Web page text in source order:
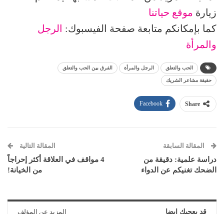
زيارة موقع حياتنا
كما بإمكانكم متابعة صفحة الفيسبوك: الرجل
والمرأة
الحب والتعلق الرجل والمرأة الفرق بين الحب والتعلق
حقيقة مشاعر الشريك
Share
Facebook
المقالة السابقة
دراسة علمية: دقيقة من
الضحك تغنيكم عن الدواء
المقالة التالية
4 مواقف في العلاقة أكثر إحراجاً
من الخيانة!
قد يعجبك ايضا المزيد عن المؤلف